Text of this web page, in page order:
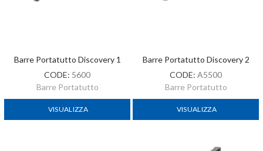
Barre Portatutto Discovery 1
CODE: 5600
Barre Portatutto
VISUALIZZA
Barre Portatutto Discovery 2
CODE: A5500
Barre Portatutto
VISUALIZZA